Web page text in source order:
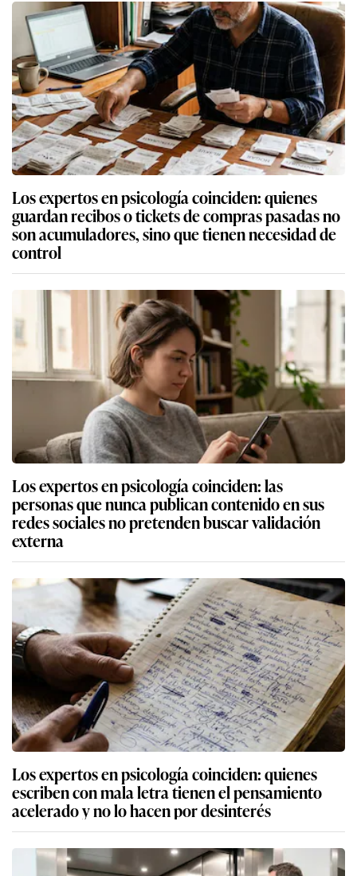
Los expertos en psicología coinciden: quienes
guardan recibos o tickets de compras pasadas no
son acumuladores, sino que tienen necesidad de
control
Los expertos en psicología coinciden: las
personas que nunca publican contenido en sus
redes sociales no pretenden buscar validación
externa
Los expertos en psicología coinciden: quienes
escriben con mala letra tienen el pensamiento
acelerado y no lo hacen por desinterés